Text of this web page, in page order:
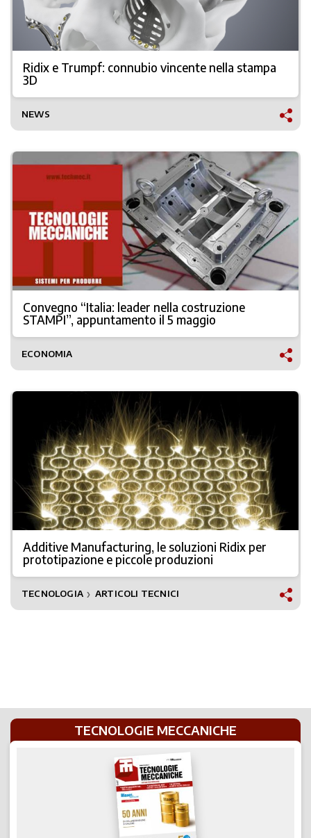
Ridix e Trumpf: connubio vincente nella stampa
3D
NEWS
Convegno “Italia: leader nella costruzione
STAMPI”, appuntamento il 5 maggio
ECONOMIA
Additive Manufacturing, le soluzioni Ridix per
prototipazione e piccole produzioni
TECNOLOGIA ❯ ARTICOLI TECNICI
TECNOLOGIE MECCANICHE